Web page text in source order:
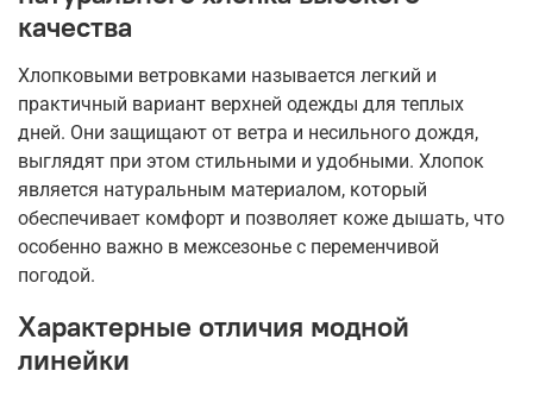
качества
Хлопковыми ветровками называется легкий и
практичный вариант верхней одежды для теплых
дней. Они защищают от ветра и несильного дождя,
выглядят при этом стильными и удобными. Хлопок
является натуральным материалом, который
обеспечивает комфорт и позволяет коже дышать, что
особенно важно в межсезонье с переменчивой
погодой.
Характерные отличия модной
линейки